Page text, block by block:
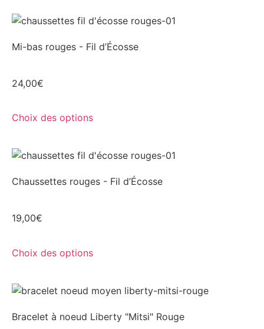
Mi-bas rouges - Fil d’Écosse
24,00€
Choix des options
Chaussettes rouges - Fil d’Écosse
19,00€
Choix des options
Bracelet à noeud Liberty "Mitsi" Rouge